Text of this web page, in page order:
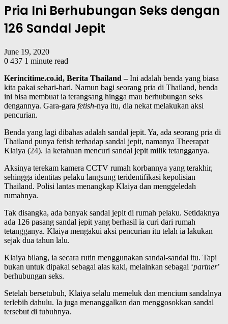
Pria Ini Berhubungan Seks dengan
126 Sandal Jepit
June 19, 2020
0 437 1 minute read
Kerincitime.co.id, Berita Thailand –Ini adalah benda yang biasa
kita pakai sehari-hari. Namun bagi seorang pria di Thailand, benda
ini bisa membuat ia terangsang hingga mau berhubungan seks
dengannya. Gara-gara fetish-nya itu, dia nekat melakukan aksi
pencurian.
Benda yang lagi dibahas adalah sandal jepit. Ya, ada seorang pria di
Thailand punya fetish terhadap sandal jepit, namanya Theerapat
Klaiya (24). Ia ketahuan mencuri sandal jepit milik tetangganya.
Aksinya terekam kamera CCTV rumah korbannya yang terakhir,
sehingga identitas pelaku langsung teridentifikasi kepolisian
Thailand. Polisi lantas menangkap Klaiya dan menggeledah
rumahnya.
Tak disangka, ada banyak sandal jepit di rumah pelaku. Setidaknya
ada 126 pasang sandal jepit yang berhasil ia curi dari rumah
tetangganya. Klaiya mengakui aksi pencurian itu telah ia lakukan
sejak dua tahun lalu.
Klaiya bilang, ia secara rutin menggunakan sandal-sandal itu. Tapi
bukan untuk dipakai sebagai alas kaki, melainkan sebagai ‘partner’
berhubungan seks.
Setelah bersetubuh, Klaiya selalu memeluk dan mencium sandalnya
terlebih dahulu. Ia juga menanggalkan dan menggosokkan sandal
tersebut di tubuhnya.